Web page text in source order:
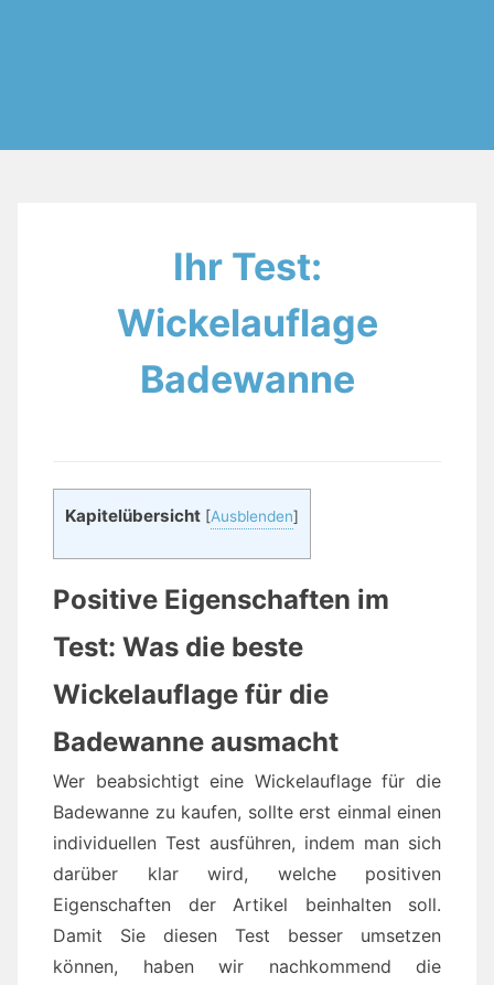
Ihr Test:
Wickelauflage
Badewanne
Kapitelübersicht [Ausblenden]
Positive Eigenschaften im
Test: Was die beste
Wickelauflage für die
Badewanne ausmacht
Wer beabsichtigt eine Wickelauflage für die
Badewanne zu kaufen, sollte erst einmal einen
individuellen Test ausführen, indem man sich
darüber klar wird, welche positiven
Eigenschaften der Artikel beinhalten soll.
Damit Sie diesen Test besser umsetzen
können, haben wir nachkommend die